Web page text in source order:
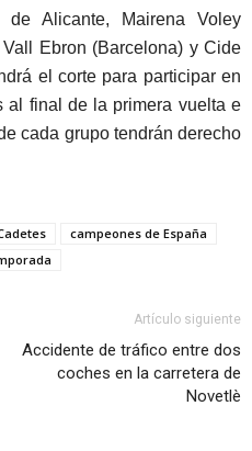
de Alicante, Mairena Voley
Ebron (Barcelona) y Cide
el corte para participar en
al final de la primera vuelta e
cada grupo tendrán derecho
campeones de España
Artículo siguiente
Accidente de tráfico entre dos
coches en la carretera de
Novetlè